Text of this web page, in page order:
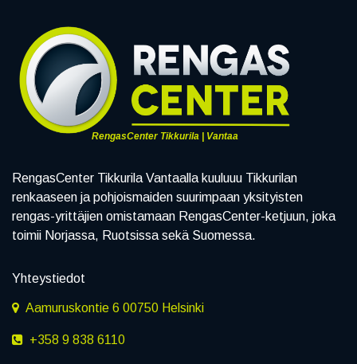
RengasCenter Tikkurila | Vantaa
RengasCenter Tikkurila Vantaalla kuuluuu Tikkurilan
renkaaseen ja pohjoismaiden suurimpaan yksityisten
rengas-yrittäjien omistamaan RengasCenter-ketjuun, joka
toimii Norjassa, Ruotsissa sekä Suomessa.
Yhteystiedot
Aamuruskontie 6 00750 Helsinki
+358 9 838 6110